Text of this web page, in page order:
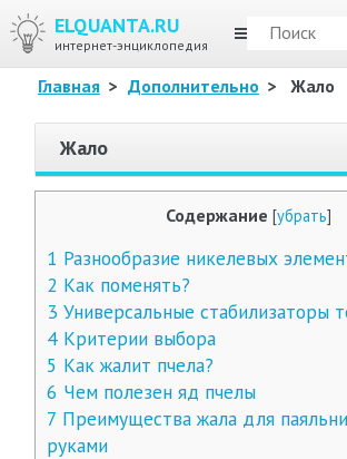
ELQUANTA.RU
интернет-энциклопедия
МЕНЮ
Главная > Дополнительно > Жало
Жало
Содержание [убрать]
1 Разнообразие никелевых
2 Как поменять?
3 Универсальные стабилизаторы
4Критерии выбора
5 Как жалит пчела?
6 Чем полезен яд пчелы
7 Преимущества жала для
руками